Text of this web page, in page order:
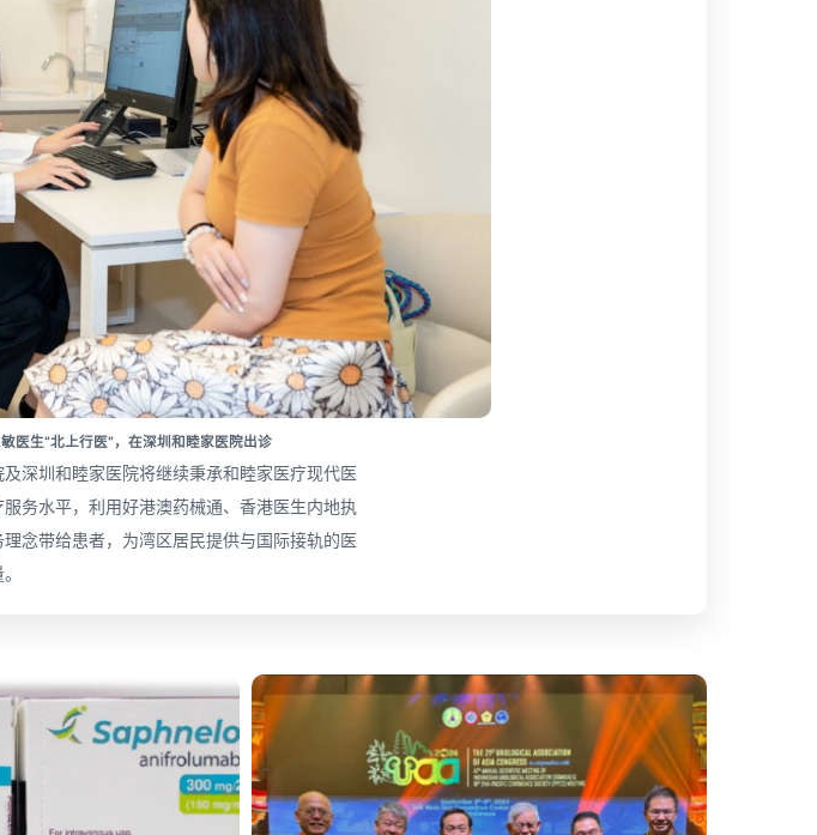
医生“北上行医”，在深圳和睦家医院出诊
深圳和睦家医院将继续秉承和睦家医疗现代医
务水平，利用好港澳药械通、香港医生内地执
念带给患者，为湾区居民提供与国际接轨的医